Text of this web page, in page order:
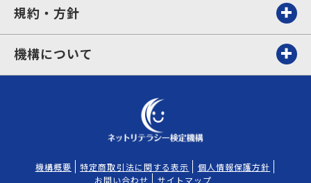
規約・方針
機構について
機構概要 特定商取引法に関する表示
個人情報保護方針
お問い合わせ
サイトマップ